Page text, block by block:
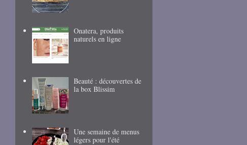
Onatera, produits
naturels en ligne
Beauté : découvertes de
la box Blissim
Une semaine de menus
légers pour l'été